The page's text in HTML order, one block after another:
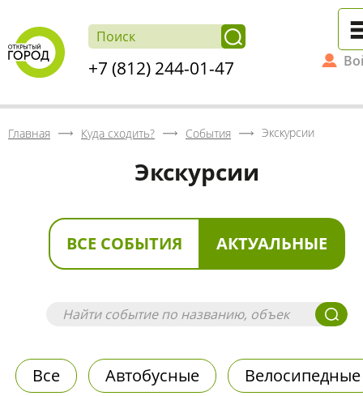
+7 (812) 244-01-47
Главная Куда сходить? События Экскурсии
Экскурсии
ВСЕ СОБЫТИЯ АКТУАЛЬНЫЕ
Все Автобусные Велосипедные